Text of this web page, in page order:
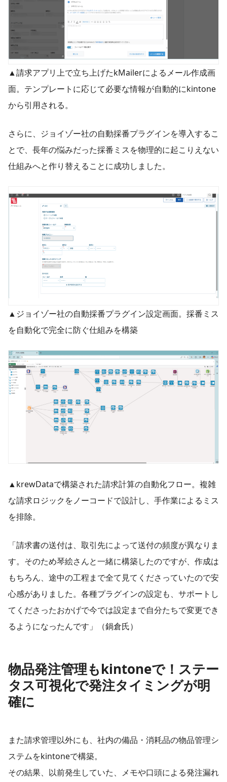
▲請求アプリ上で立ち上げたkMailerによるメール作成画
面。テンプレートに応じて必要な情報が自動的にkintone
から引用される。
さらに、ジョイゾー社の自動採番プラグインを導入するこ
とで、長年の悩みだった採番ミスを物理的に起こりえない
仕組みへと作り替えることに成功しました。
▲ジョイゾー社の自動採番プラグイン設定画面。採番ミス
を自動化で完全に防ぐ仕組みを構築
▲krewDataで構築された請求計算の自動化フロー。複雑
な請求ロジックをノーコードで設計し、手作業によるミス
を排除。
「請求書の送付は、取引先によって送付の頻度が異なりま
す。そのため琴絵さんと一緒に構築したのですが、作成は
もちろん、途中の工程まで全て見てくださっていたので安
心感がありました。各種プラグインの設定も、サポートし
てくださったおかげで今では設定まで自分たちで変更でき
るようになったんです」（鍋倉氏）
物品発注管理もkintoneで！ステー
タス可視化で発注タイミングが明
確に
また請求管理以外にも、社内の備品・消耗品の物品管理シ
ステムをkintoneで構築。
その結果、以前発生していた、メモや口頭による発注漏れ